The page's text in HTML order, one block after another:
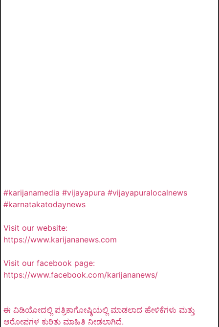
#karijanamedia #vijayapura #vijayapuralocalnews
#karnatakatodaynews
Visit our website:
https://www.karijananews.com
Visit our facebook page:
https://www.facebook.com/karijananews/
ಈ ವಿಡಿಯೋದಲ್ಲಿ ಪತ್ರಿಕಾಗೋಷ್ಠಿಯಲ್ಲಿ ಮಾಡಲಾದ ಹೇಳಿಕೆಗಳು ಮತ್ತು
ಆರೋಪಗಳ ಕುರಿತು ಮಾಹಿತಿ ನೀಡಲಾಗಿದೆ.